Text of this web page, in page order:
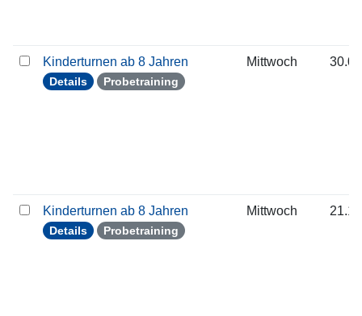
Kinderturnen ab 8 Jahren
Details Probetraining
Mittwoch
Kinderturnen ab 8 Jahren
Details Probetraining
Mittwoch